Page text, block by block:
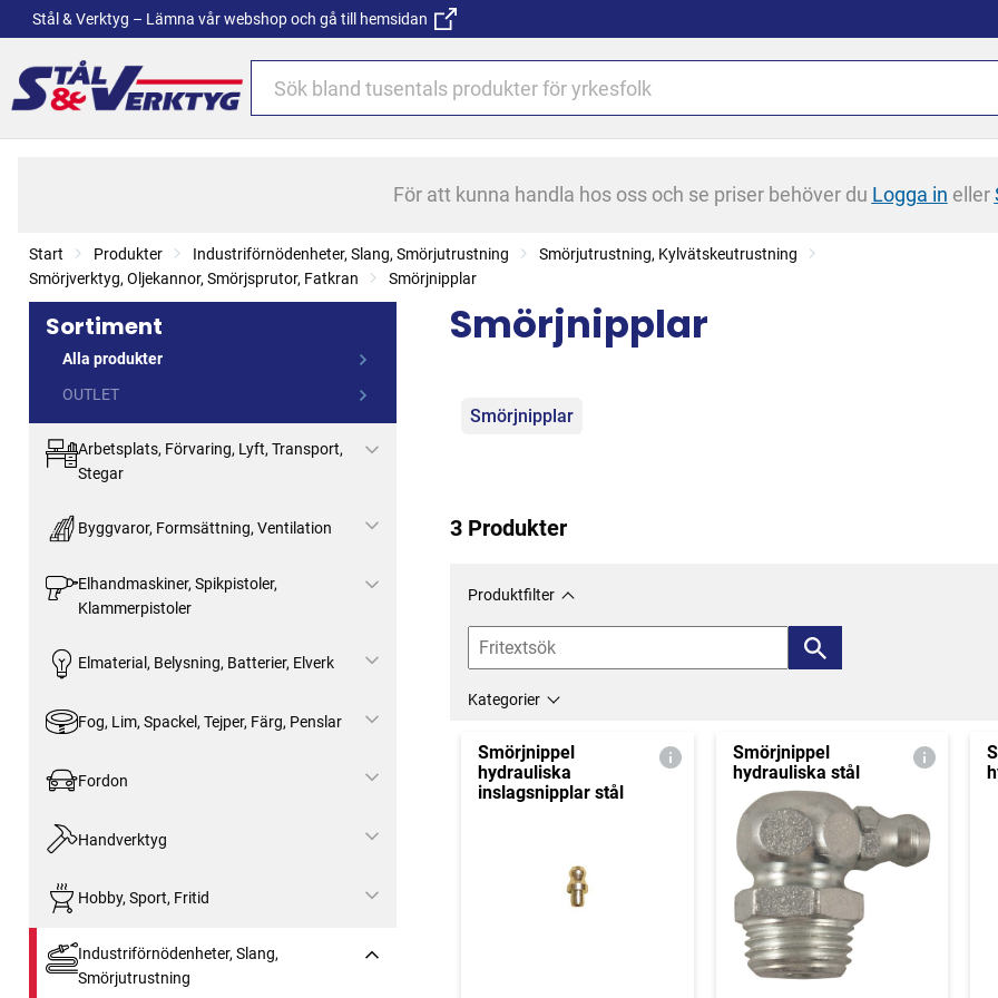
Stål & Verktyg – Lämna vår webshop och gå till hemsidan
För att kunna handla hos oss och se priser behöver du Logga in eller
Start Produkter Industriförnödenheter, Slang, Smörjutrustning
Smörjutrustning, Kylvätskeutrustning
Smörjverktyg, Oljekannor, Smörjsprutor, Fatkran
Smörjnipplar
Sortiment
Alla produkter
OUTLET
Arbetsplats, Förvaring, Lyft, Transport,
Stegar
Byggvaror, Formsättning, Ventilation
Elhandmaskiner, Spikpistoler,
Klammerpistoler
Elmaterial, Belysning, Batterier, Elverk
Fog, Lim, Spackel, Tejper, Färg, Penslar
Fordon
Handverktyg
Hobby, Sport, Fritid
Industriförnödenheter, Slang,
Smörjutrustning
Smörjnipplar
Kategorier
Smörjnipplar
3 Produkter
Produktfilter
Kategorier
Smörjnippel
hydrauliska
inslagsnipplar stål
Smörjnippel
hydrauliska stål